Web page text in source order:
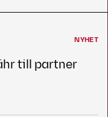
NYHET
till partner